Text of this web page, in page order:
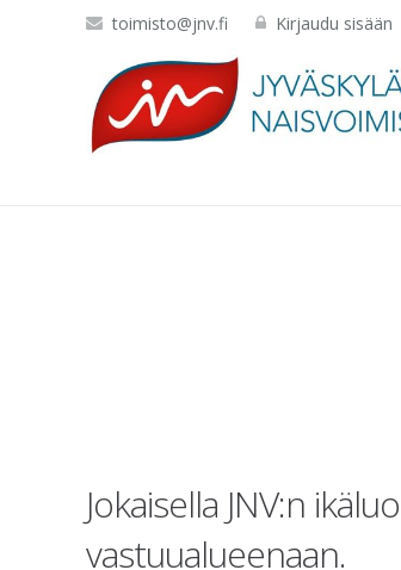
toimisto@jnv.fi Kirjaudu sisään
Jokaisella JNV:n
vastuualueenaan.